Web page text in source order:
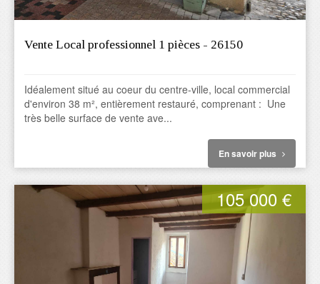
Vente Local professionnel 1 pièces - 26150
Idéalement situé au coeur du centre-ville, local commercial
d'environ 38 m², entièrement restauré, comprenant : Une
très belle surface de vente ave...
En savoir plus
105 000 €